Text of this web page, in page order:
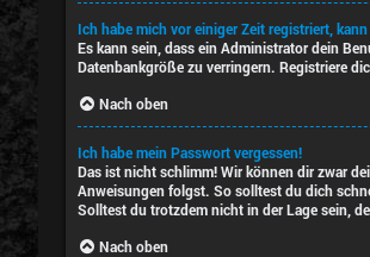
Ich habe mich vor einiger Zeit registriert,
Es kann sein, dass ein Administrator dein
Datenbankgröße zu verringern. Registriere
Nach oben
Ich habe mein Passwort vergessen!
Das ist nicht schlimm! Wir können dir zwar
Anweisungen folgst. So solltest du dich
Solltest du trotzdem nicht in der Lage sein,
Nach oben